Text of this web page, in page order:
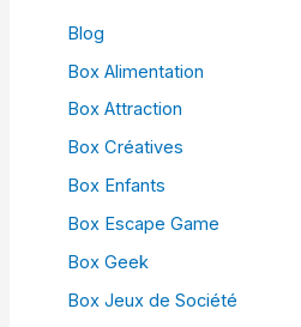
Blog
Box Alimentation
Box Attraction
Box Créatives
Box Enfants
Box Escape Game
Box Geek
Box Jeux de Société